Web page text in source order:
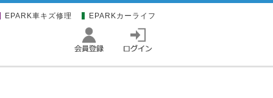
EPARK車キズ修理 EPARKカーライフ